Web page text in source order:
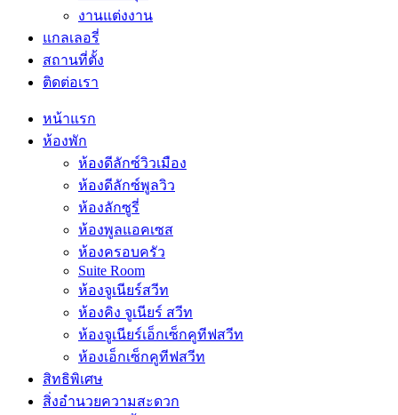
งานแต่งงาน
แกลเลอรี่
สถานที่ตั้ง
ติดต่อเรา
หน้าแรก
ห้องพัก
ห้องดีลักซ์วิวเมือง
ห้องดีลักซ์พูลวิว
ห้องลักซูรี่
ห้องพูลแอคเซส
ห้องครอบครัว
Suite Room
ห้องจูเนียร์สวีท
ห้องคิง จูเนียร์ สวีท
ห้องจูเนียร์เอ็กเซ็กคูทีฟสวีท
ห้องเอ็กเซ็กคูทีฟสวีท
สิทธิพิเศษ
สิ่งอำนวยความสะดวก